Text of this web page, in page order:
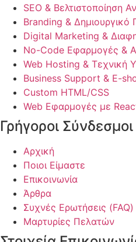
SEO & Βελτιστοποίηση
Branding & Δημιουργικό
Digital Marketing &
No-Code Εφαρμογές &
Web Hosting & Τεχνική
Business Support & E-
Custom HTML/CSS
Web Εφαρμογές με
Γρήγοροι Σύνδεσμοι
Αρχική
Ποιοι Είμαστε
Επικοινωνία
Άρθρα
Συχνές Ερωτήσεις (FAQ)
Μαρτυρίες Πελατών